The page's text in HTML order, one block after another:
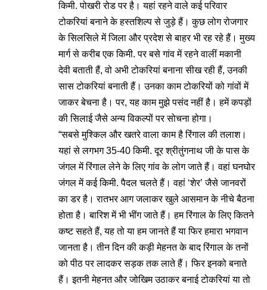
किमी. पोखरी रोड पर है। यहां रहने वाले कई परिवार
टोकरियां बनाने के हस्तशिल्प से जुड़े हैं। कुछ लोग रोजगार
के सिलसिले में जिला और प्रदेश से बाहर भी रह रहे हैं। मुख्य
मार्ग से करीब एक किमी. पर बसे गांव में रहने वालीं मकानी
देवी बताती हैं, वो अभी टोकरियां बनाना सीख रही हैं, उनकी
सास टोकरियां बनाती हैं। उनका काम टोकरियों को गांवों में
जाकर बेचना है। पर, यह काम मुझे पसंद नहीं है। हमें कपड़ों
की सिलाई जैसे अन्य विकल्पों पर सोचना होगा।
“सबसे मुश्किल और खतरे वाला काम है रिंगाल की तलाश।
यहां से लगभग 35-40 किमी. दूर श्रीतुंगनाथ जी के पास के
जंगल में रिंगाल लेने के लिए गांव के लोग जाते हैं। वहां घनघोर
जंगल में कई किमी. पैदल चलते हैं। वहां ‘शेर’ जैसे जानवरों
का डर है। रातभर आग जलाकर खुले आसमान के नीचे बैठना
होता है। बारिश में भी भींग जाते हैं। हम रिंगाल के लिए कितने
कष्ट सहते हैं, यह तो या हम जानते हैं या फिर हमारा भगवान
जानता है। तीन दिन की कड़ी मेहनत के बाद रिंगाल के तनों
को पीठ पर लादकर सड़क तक लाते हैं। फिर इनको बनाते
हैं। इतनी मेहनत और जोखिम उठाकर बनाई टोकरियां या तो